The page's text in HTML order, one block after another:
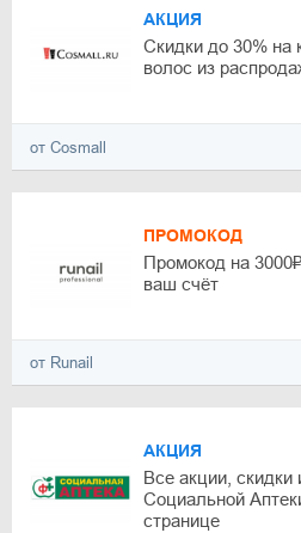
АКЦИЯ
Скидки до 30% на
волос из
от Cosmall
ПРОМОКОД
Промокод на
ваш счёт
от Runail
АКЦИЯ
Все акции, скидки
Социальной
странице